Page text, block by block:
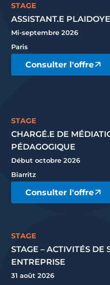
STAGE
ASSISTANT.E
Mi-septembre 2026
Paris
Consulter l'offre
STAGE
CHARGÉ.E DE
PÉDAGOGIQUE
Début octobre 2026
Biarritz
Consulter l'offre
STAGE
STAGE – ACTIVITÉS DE
ENTREPRISE
31 août 2026